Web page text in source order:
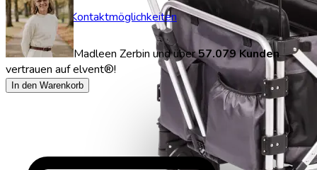
Zu den Kontaktmöglichkeiten
Madleen Zerbin und über57.079 Kunden
vertrauen auf elvent®!
In den Warenkorb